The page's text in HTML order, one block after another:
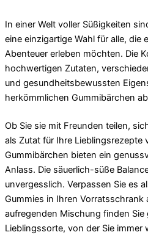
In einer Welt voller Süßigkeiten
eine einzigartige Wahl für alle, die
Abenteuer erleben möchten. Die
hochwertigen Zutaten,
und gesundheitsbewussten
herkömmlichen Gummibärchen
Ob Sie sie mit Freunden teilen,
als Zutat für Ihre Lieblingsrezepte
Gummibärchen bieten ein
Anlass. Die säuerlich-süße
unvergesslich. Verpassen Sie es
Gummies in Ihren Vorratsschrank
aufregenden Mischung finden Sie
Lieblingssorte, von der Sie immer